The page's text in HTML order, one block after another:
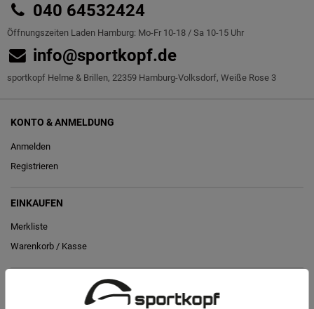
040 64532424
Öffnungszeiten Laden Hamburg: Mo-Fr 10-18 / Sa 10-15 Uhr
info@sportkopf.de
sportkopf Helme & Brillen, 22359 Hamburg-Volksdorf, Weiße Rose 3
KONTO & ANMELDUNG
Anmelden
Registrieren
EINKAUFEN
Merkliste
Warenkorb / Kasse